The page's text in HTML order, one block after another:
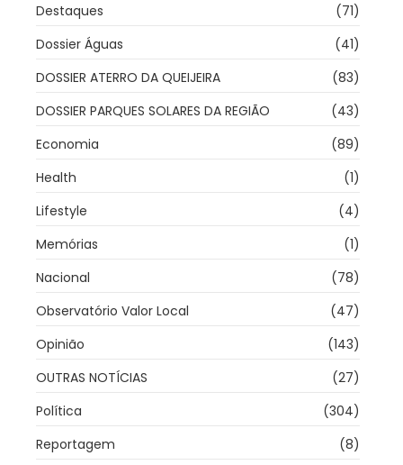
Destaques
(71)
Dossier Águas
(41)
DOSSIER ATERRO DA QUEIJEIRA
(83)
DOSSIER PARQUES SOLARES DA REGIÃO
(43)
Economia
(89)
Health
(1)
Lifestyle
(4)
Memórias
(1)
Nacional
(78)
Observatório Valor Local
(47)
Opinião
(143)
OUTRAS NOTÍCIAS
(27)
Política
(304)
Reportagem
(8)